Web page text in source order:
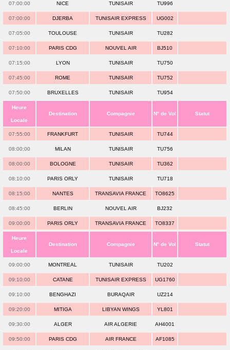
07:00:00 NICE TUNISAIR TU996
07:00:00 DJERBA TUNISAIR EXPRESS UG002
07:05:00 TOULOUSE TUNISAIR TU282
07:10:00 PARIS CDG NOUVEL AIR BJ510
07:15:00 LYON TUNISAIR TU750
07:45:00 ROME TUNISAIR TU752
07:50:00 BRUXELLES TUNISAIR TU954
Heure
Locale
Destination Compagnie N° de Vol Statut
07:55:00 FRANKFURT TUNISAIR TU744
08:00:00 MILAN TUNISAIR TU756
08:00:00 BOLOGNE TUNISAIR TU362
08:10:00 PARIS ORLY TUNISAIR TU718
08:15:00 NANTES TRANSAVIA FRANCE TO8625
08:45:00 BERLIN NOUVEL AIR BJ232
09:00:00 PARIS ORLY TRANSAVIA FRANCE TO8337
Heure
Locale
Destination Compagnie N° de Vol Statut
09:00:00 MONTREAL TUNISAIR TU202
09:10:00 CATANE TUNISAIR EXPRESS UG1760
09:10:00 BENGHAZI BURAQAIR UZ214
09:20:00 MITIGA LIBYAN WINGS YL801
09:30:00 ALGER AIR ALGERIE AH4001
09:50:00 PARIS CDG AIR FRANCE AF1085